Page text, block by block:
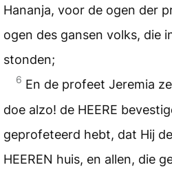
Hananja, voor de ogen der
ogen des gansen volks, die
stonden;
6 En de profeet Jeremia
doe alzo! de HEERE
geprofeteerd hebt, dat Hij
HEEREN huis, en allen, die